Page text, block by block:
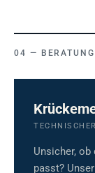
Unsicher,
passt?